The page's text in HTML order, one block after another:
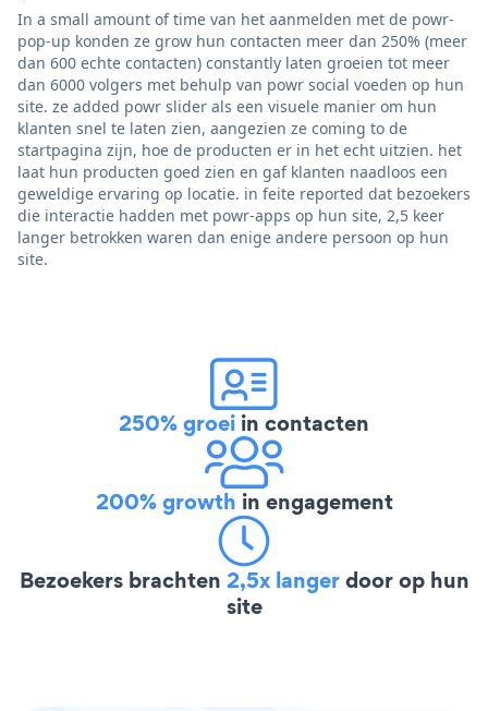
In a small amount of time van het aanmelden met de powr-
pop-up konden ze grow hun contacten meer dan 250% (meer
dan 600 echte contacten) constantly laten groeien tot meer
dan 6000 volgers met behulp van powr social voeden op hun
site. ze added powr slider als een visuele manier om hun
klanten snel te laten zien, aangezien ze coming to de
startpagina zijn, hoe de producten er in het echt uitzien. het
laat hun producten goed zien en gaf klanten naadloos een
geweldige ervaring op locatie. in feite reported dat bezoekers
die interactie hadden met powr-apps op hun site, 2,5 keer
langer betrokken waren dan enige andere persoon op hun
site.
250% groei in contacten
200% growth in engagement
Bezoekers brachten 2,5x langerdoor op hun
site